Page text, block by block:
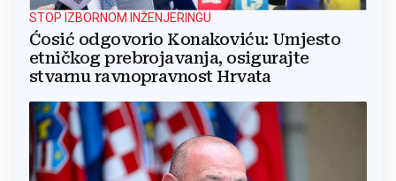
STOP IZBORNOM INŽENJERINGU
Ćosić odgovorio Konakoviću: Umjesto
etničkog prebrojavanja, osigurajte
stvarnu ravnopravnost Hrvata